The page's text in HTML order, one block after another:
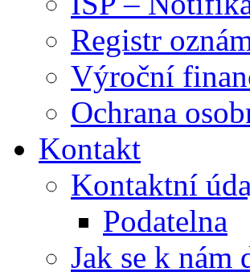
Registr
Výroční
Ochrana
Kontakt
Kontaktní
Podatelna
Jak se k nám